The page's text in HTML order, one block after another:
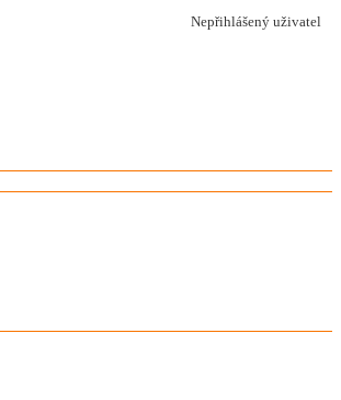
Nepřihlášený uživatel